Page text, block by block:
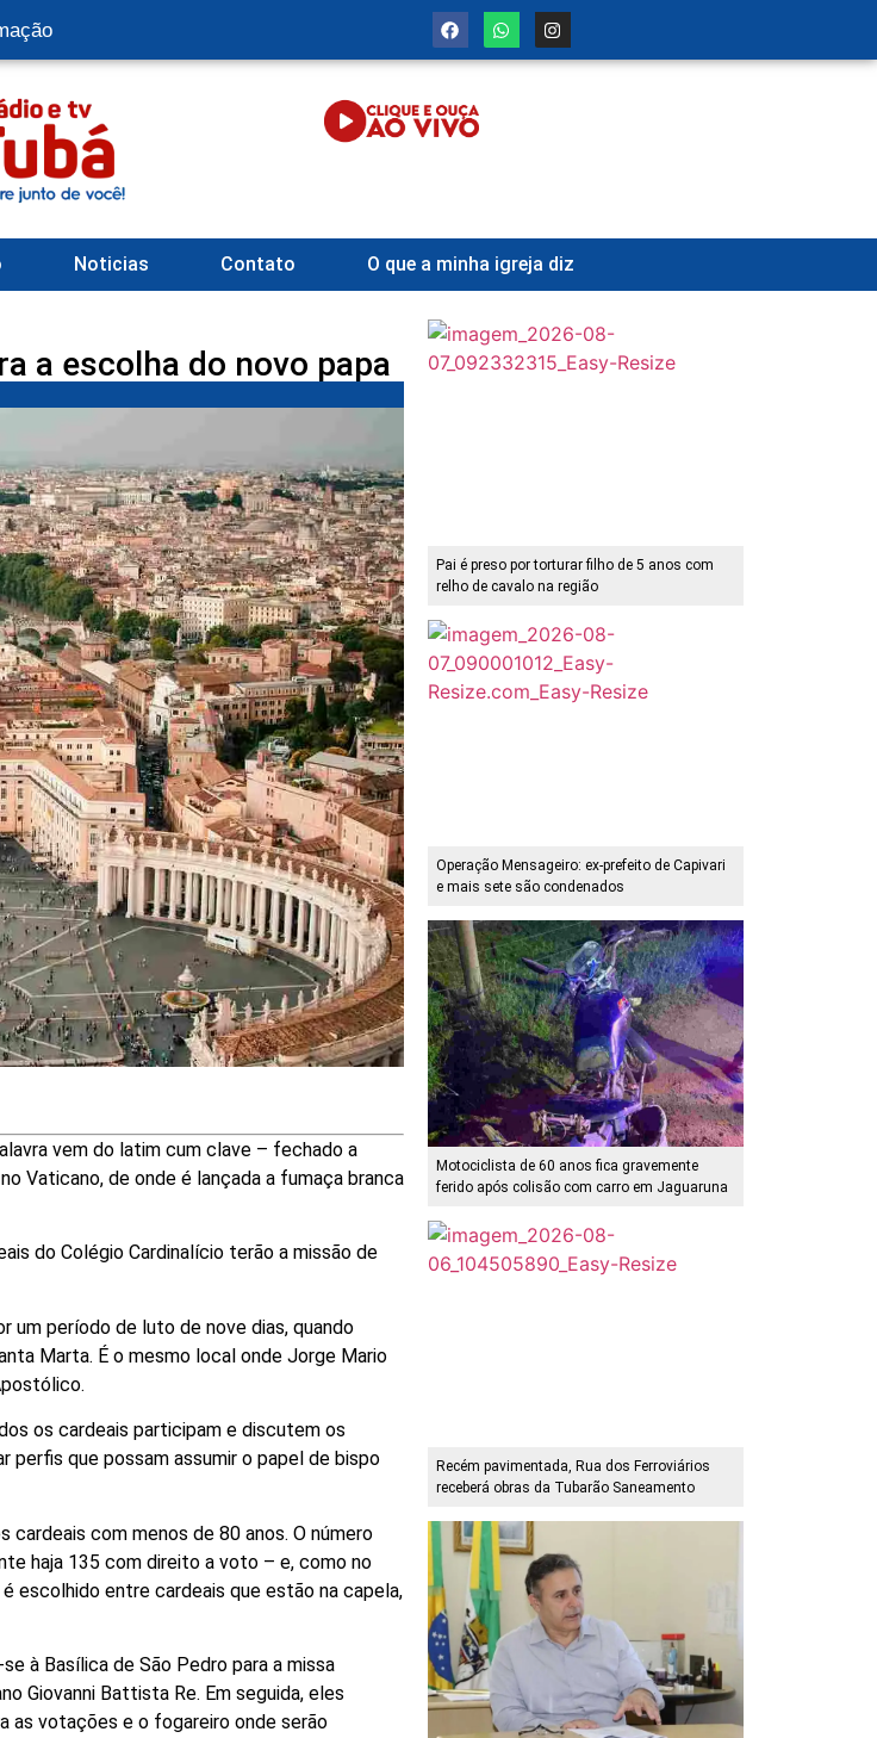
Noticias Contato O que a minha igreja diz
a escolha do novo papa
vem do latim cum clave – fechado a
Vaticano, de onde é lançada a fumaça branca
do Colégio Cardinalício terão a missão de
um período de luto de nove dias, quando
Marta. É o mesmo local onde Jorge Mario
os cardeais participam e discutem os
perfis que possam assumir o papel de bispo
cardeais com menos de 80 anos. O número
haja 135 com direito a voto – e, como no
escolhido entre cardeais que estão na capela,
à Basílica de São Pedro para a missa
Giovanni Battista Re. Em seguida, eles
as votações e o fogareiro onde serão
Pai é preso por torturar filho de 5 anos com
relho de cavalo na região
Operação Mensageiro: ex-prefeito de Capivari
e mais sete são condenados
Motociclista de 60 anos fica gravemente
ferido após colisão com carro em Jaguaruna
Recém pavimentada, Rua dos Ferroviários
receberá obras da Tubarão Saneamento